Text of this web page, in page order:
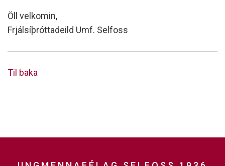
Öll velkomin,
Frjálsíþróttadeild Umf. Selfoss
Til baka